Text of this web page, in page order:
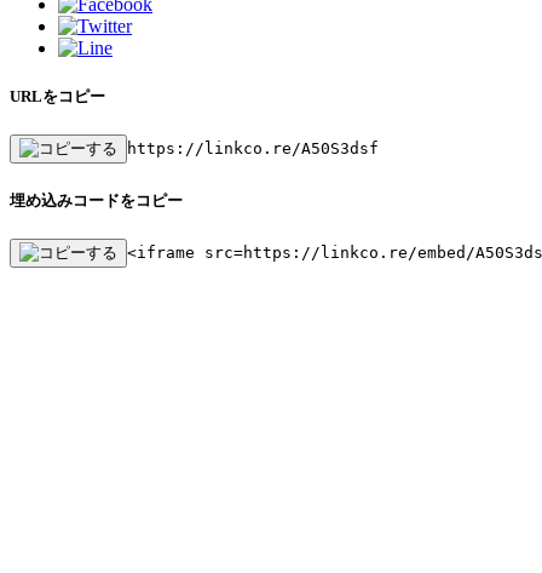
URLをコピー
https://linkco.re/A50S3dsf
埋め込みコードをコピー
<iframe src=https://linkco.re/embed/